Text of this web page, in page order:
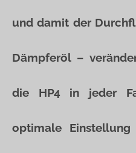
und damit der
Dämpferöl –
die HP4 in jeder
optimale